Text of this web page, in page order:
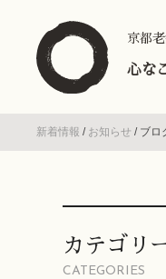
京都
心な
新着情報 / お知らせ / ブロ
カテゴリ
CATEGORIES